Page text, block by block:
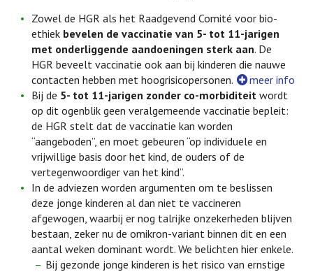
Zowel de HGR als het Raadgevend Comité voor bio-
ethiek bevelen de vaccinatie van 5- tot 11-jarigen
met onderliggende aandoeningen sterk aan. De
HGR beveelt vaccinatie ook aan bij kinderen die nauwe
contacten hebben met hoogrisicopersonen.
meer info
Bij de 5- tot 11-jarigen zonder co-morbiditeit wordt
op dit ogenblik geen veralgemeende vaccinatie bepleit:
de HGR stelt dat de vaccinatie kan worden
“aangeboden”, en moet gebeuren “op individuele en
vrijwillige basis door het kind, de ouders of de
vertegenwoordiger van het kind”.
In de adviezen worden argumenten om te beslissen
deze jonge kinderen al dan niet te vaccineren
afgewogen, waarbij er nog talrijke onzekerheden blijven
bestaan, zeker nu de omikron-variant binnen dit en een
aantal weken dominant wordt. We belichten hier enkele.
Bij gezonde jonge kinderen is het risico van ernstige